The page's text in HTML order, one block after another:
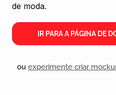
de moda.
IR PARA A PÁGINA DE
ou experimente criar